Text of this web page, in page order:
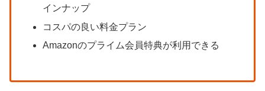
インナップ
コスパの良い料金プラン
Amazonのプライム会員特典が利用できる